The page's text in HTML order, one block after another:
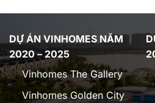
DỰ ÁN VINHOMES NĂM
2020 – 2025
Vinhomes The Gallery
Vinhomes Golden City